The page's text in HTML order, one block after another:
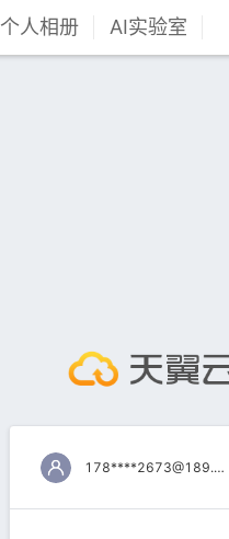
个人相册 AI实验室
178****2673@189.cn